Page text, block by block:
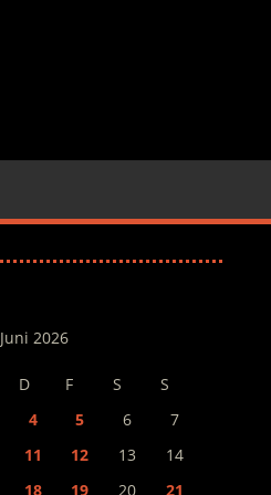
Juni 2026
D F S
S
4 5 6
7
11 12 13
14
18 19 20
21